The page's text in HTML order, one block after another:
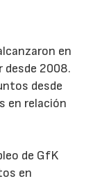
en
desde 2008.
desde
en relación
de GfK
en